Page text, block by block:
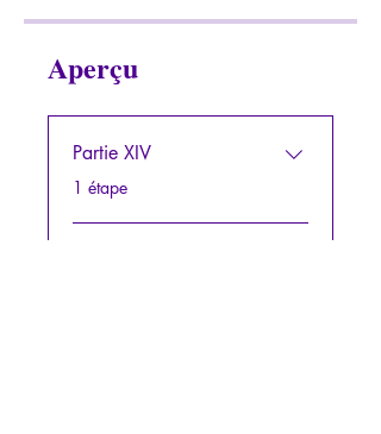
Aperçu
Partie XIV
.1 étape